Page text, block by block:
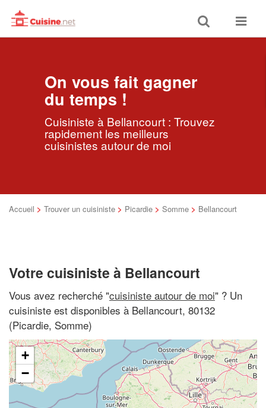
Toggle
search
Toggle
On vous fait gagner
du temps !
Cuisiniste à Bellancourt : Trouvez
rapidement les meilleurs
cuisinistes autour de moi
Accueil > Trouver un cuisiniste > Picardie > Somme > Bellancourt
Votre cuisiniste à Bellancourt
Vous avez recherché "cuisiniste autour de moi" ? Un
cuisiniste est disponibles à Bellancourt, 80132
(Picardie, Somme)
+
−